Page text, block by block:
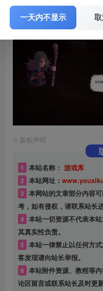
© 版权声明
1 本站名称： 游戏库
2 本站网址：
3 本网站的文章部分内容
考，如有侵权，请联系站长
4 本站一切资源不代表本
其真实性负责。
5 本站一律禁止以任何方
客发现请向站长举报。
6 本站附件资源、教程等
论区留言或联系站长及时更新
一天内不显示